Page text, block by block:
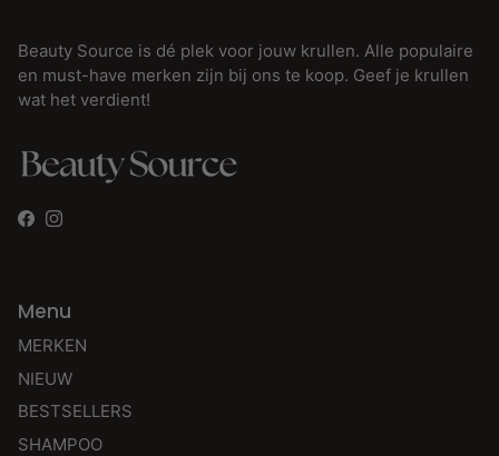
Beauty Source is dé plek voor jouw krullen. Alle populaire
en must-have merken zijn bij ons te koop. Geef je krullen
wat het verdient!
Facebook
Instagram
Menu
MERKEN
NIEUW
BESTSELLERS
SHAMPOO